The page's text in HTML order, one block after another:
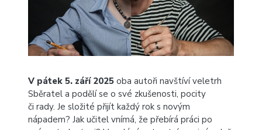
V pátek 5. září 2025 oba autoři navštíví veletrh
Sběratel a podělí se o své zkušenosti, pocity
či rady. Je složité přijít každý rok s novým
nápadem? Jak učitel vnímá, že přebírá práci po